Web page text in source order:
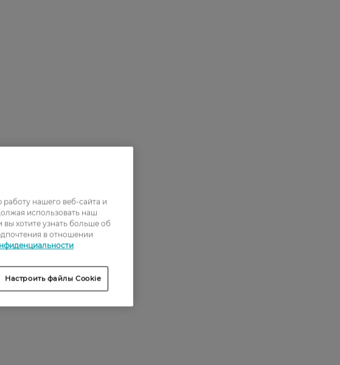
нашего веб-сайта и
использовать наш
хотите узнать больше об
в отношении
Настроить файлы Cookie